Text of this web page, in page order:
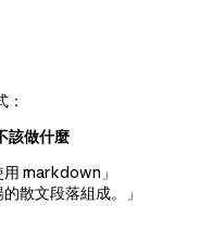
該做什麼
markdown」
散文段落組成。」